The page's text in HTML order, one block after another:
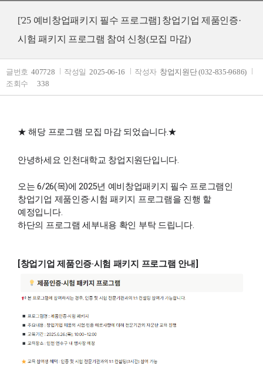
['25 예비창업패키지 필수 프로그램] 창업기업 제품인증·
시험 패키지 프로그램 참여 신청(모집 마감)
글번호 407728 작성일 2025-06-16 작성자 창업지원단 (032-835-9686)
조회수
338
★ 해당 프로그램 모집 마감 되었습니다.★
안녕하세요 인천대학교 창업지원단입니다.
오는 6/26(목)에 2025년 예비창업패키지 필수 프로그램인
창업기업 제품인증·시험 패키지 프로그램을 진행 할
예정입니다.
하단의 프로그램 세부내용 확인 부탁 드립니다.
[창업기업 제품인증·시험 패키지 프로그램 안내]